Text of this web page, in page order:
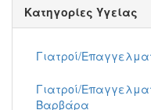
Κατηγορίες Υγείας
Γιατροί/
Γιατροί/
Βαρβάρα